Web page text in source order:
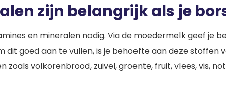
zijn belangrijk als je
en mineralen nodig. Via de moedermelk geef je
dit goed aan te vullen, is je behoefte aan deze
volkorenbrood, zuivel, groente, fruit, vlees, vis,